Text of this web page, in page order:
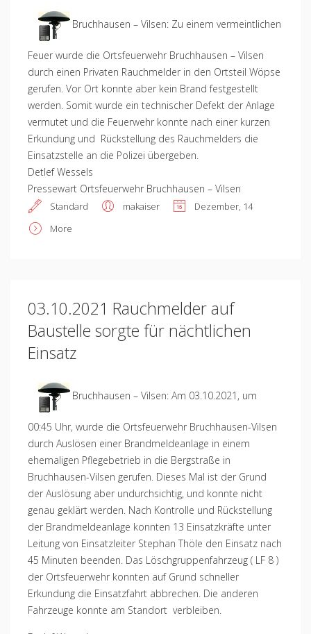
Bruchhausen – Vilsen: Zu einem vermeintlichen
Feuer wurde die Ortsfeuerwehr Bruchhausen – Vilsen
durch einen Privaten Rauchmelder in den Ortsteil Wöpse
gerufen. Vor Ort konnte aber kein Brand festgestellt
werden. Somit wurde ein technischer Defekt der Anlage
vermutet und die Feuerwehr konnte nach einer kurzen
Erkundung und Rückstellung des Rauchmelders die
Einsatzstelle an die Polizei übergeben.
Detlef Wessels
Pressewart Ortsfeuerwehr Bruchhausen – Vilsen
Standard makaiser
Dezember, 14
More
03.10.2021 Rauchmelder auf
Baustelle sorgte für nächtlichen
Einsatz
Bruchhausen – Vilsen: Am 03.10.2021, um
00:45 Uhr, wurde die Ortsfeuerwehr Bruchhausen-Vilsen
durch Auslösen einer Brandmeldeanlage in einem
ehemaligen Pflegebetrieb in die Bergstraße in
Bruchhausen-Vilsen gerufen. Dieses Mal ist der Grund
der Auslösung aber undurchsichtig, und konnte nicht
genau geklärt werden. Nach Kontrolle und Rückstellung
der Brandmeldeanlage konnten 13 Einsatzkräfte unter
Leitung von Einsatzleiter Stephan Thöle den Einsatz nach
45 Minuten beenden. Das Löschgruppenfahrzeug ( LF 8 )
der Ortsfeuerwehr konnten auf Grund schneller
Erkundung die Einsatzfahrt abbrechen. Die anderen
Fahrzeuge konnte am Standort verbleiben.